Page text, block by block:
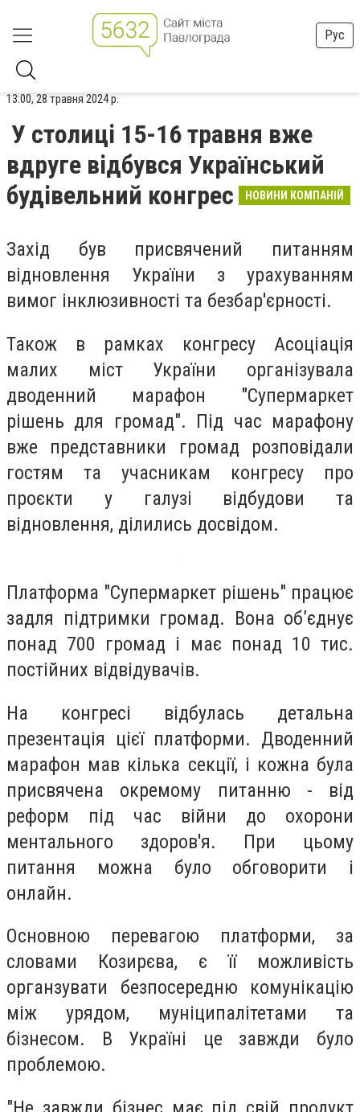
Рус
13:00, 28 травня 2024 р.
У столиці 15-16 травня вже
вдруге відбувся Український
будівельний конгрес
НОВИНИ КОМПАНІЙ
Захід був присвячений питанням
відновлення України з урахуванням
вимог інклюзивності та безбар'єрності.
Також в рамках конгресу Асоціація
малих міст України організувала
дводенний марафон "Супермаркет
рішень для громад". Під час марафону
вже представники громад розповідали
гостям та учасникам конгресу про
проєкти у галузі відбудови та
відновлення, ділились досвідом.
Платформа "Супермаркет рішень" працює
задля підтримки громад. Вона об’єднує
понад 700 громад і має понад 10 тис.
постійних відвідувачів.
На конгресі відбулась детальна
презентація цієї платформи. Дводенний
марафон мав кілька секції, і кожна була
присвячена окремому питанню - від
реформ під час війни до охорони
ментального здоров'я. При цьому
питання можна було обговорити і
онлайн.
Основною перевагою платформи, за
словами Козирєва, є її можливість
органзувати безпосередню комунікацію
між урядом, муніципалітетами та
бізнесом. В Україні це завжди було
проблемою.